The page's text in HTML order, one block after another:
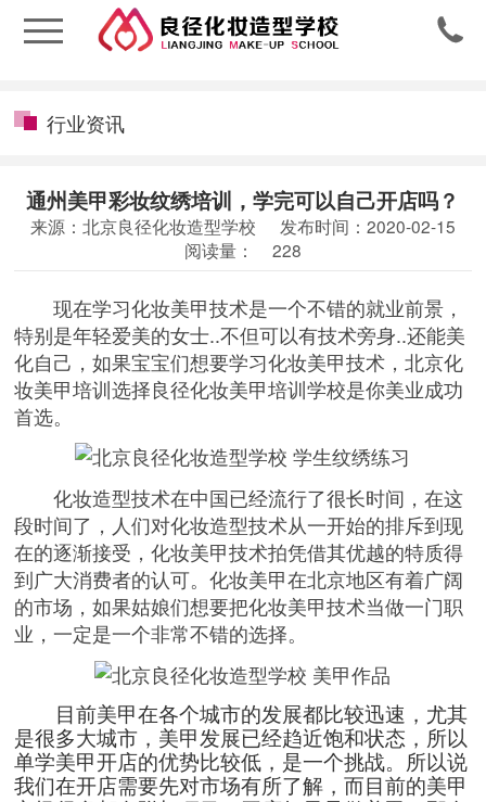

行业资讯
通州美甲彩妆纹绣培训，学完可以自己开店吗？
来源：北京良径化妆造型学校
发布时间：2020-02-15
阅读量：
228
现在学习化妆美甲技术是一个不错的就业前景，
特别是年轻爱美的女士..不但可以有技术旁身..还能美
化自己，如果宝宝们想要学习化妆美甲技术，北京化
妆美甲培训选择良径化妆美甲培训学校是你美业成功
首选。
化妆造型技术在中国已经流行了很长时间，在这
段时间了，人们对化妆造型技术从一开始的排斥到现
在的逐渐接受，化妆美甲技术拍凭借其优越的特质得
到广大消费者的认可。化妆美甲在北京地区有着广阔
的市场，如果姑娘们想要把化妆美甲技术当做一门职
业，一定是一个非常不错的选择。
目前美甲在各个城市的发展都比较迅速，尤其
是很多大城市，美甲发展已经趋近饱和状态，所以
单学美甲开店的优势比较低，是一个挑战。所以说
我们在开店需要先对市场有所了解，而目前的美甲